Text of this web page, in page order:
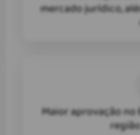
mercado jurídico,
Maior aprovação no